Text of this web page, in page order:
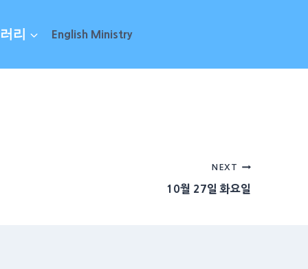
리 English Ministry
NEXT
10월 27일 화요일